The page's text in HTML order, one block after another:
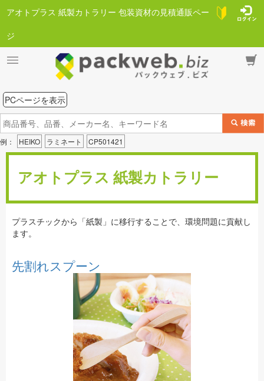
アオトプラス 紙製カトラリー 包装資材の見積通販ペー
ジ
PCページを表示
例： HEIKO ラミネート CP501421
アオトプラス 紙製カトラリー
プラスチックから「紙製」に移行することで、環境問題に貢献し
ます。
先割れスプーン